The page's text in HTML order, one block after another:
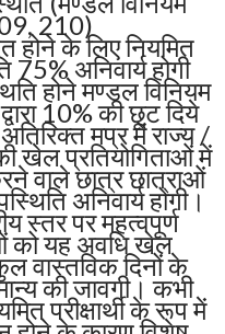
210)
होने के लिए नियमित
अनिवार्य होगी
होने मण्डल विनियम
10% की छूट दिये
मप्र में राज्य /
खेल प्रतियोगिताओं में
वाले छात्र छात्राओं
अनिवार्य होगी।
स्तर पर महत्वपूर्ण
को यह अवधि खेल
वास्तविक दिनों के
की जावगी। कभी
परीक्षार्थी के रूप में